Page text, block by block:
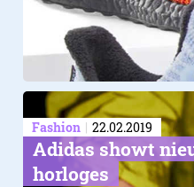
Fashion 22.02.2019
Adidas showt
horloges